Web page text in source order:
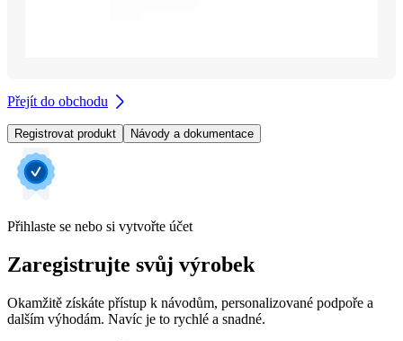
Přejít do obchodu
Registrovat produkt Návody a dokumentace
Přihlaste se nebo si vytvořte účet
Zaregistrujte svůj výrobek
Okamžitě získáte přístup k návodům, personalizované podpoře a
dalším výhodám. Navíc je to rychlé a snadné.